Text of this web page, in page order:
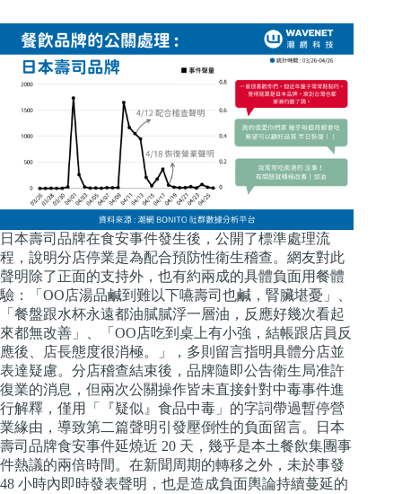
日本壽司品牌在食安事件發生後，公開了標準處理流
程，說明分店停業是為配合預防性衛生稽查。網友對此
聲明除了正面的支持外，也有約兩成的具體負面用餐體
驗：「OO店湯品鹹到難以下嚥壽司也鹹，腎臟堪憂」、
「餐盤跟水杯永遠都油膩膩浮一層油，反應好幾次看起
來都無改善」、「OO店吃到桌上有小強，結帳跟店員反
應後、店長態度很消極。」，多則留言指明具體分店並
表達疑慮。分店稽查結束後，品牌隨即公告衛生局准許
復業的消息，但兩次公關操作皆未直接針對中毒事件進
行解釋，僅用「『疑似』食品中毒」的字詞帶過暫停營
業緣由，導致第二篇聲明引發壓倒性的負面留言。日本
壽司品牌食安事件延燒近 20 天，幾乎是本土餐飲集團事
件熱議的兩倍時間。在新聞周期的轉移之外，未於事發
48 小時內即時發表聲明，也是造成負面輿論持續蔓延的